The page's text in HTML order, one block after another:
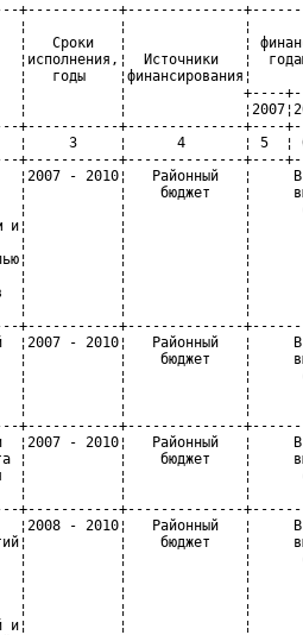
+-----------+--------------
¦           ¦              ¦
Сроки   ¦              ¦
¦исполнения,¦  Источники   ¦
¦   годы
¦           ¦              +----
¦
+-----------+--------------+----
¦     3     ¦      4       ¦ 5  ¦
+-----------+--------------+----
¦2007 - 2010¦   Районный   ¦
¦           ¦    бюджет    ¦
¦           ¦              ¦
и¦           ¦              ¦
¦           ¦              ¦
с целью¦           ¦              ¦
¦           ¦              ¦
¦           ¦              ¦
¦           ¦              ¦
+-----------+--------------
¦2007 - 2010¦   Районный   ¦     В
¦           ¦    бюджет    ¦
¦           ¦              ¦
у    ¦           ¦
¦           ¦              ¦
+-----------+--------------
¦2007 - 2010¦   Районный   ¦     В
¦           ¦    бюджет    ¦
¦           ¦              ¦
¦           ¦              ¦
+-----------+--------------
¦2008 - 2010¦   Районный   ¦     В
¦    бюджет    ¦
¦           ¦              ¦
в      ¦           ¦              ¦
с      ¦           ¦              ¦
¦           ¦              ¦
и¦           ¦